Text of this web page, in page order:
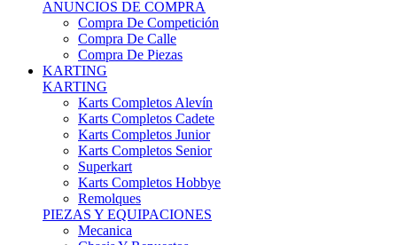
Compra De Calle
Compra De Piezas
KARTING
KARTING
Karts Completos Alevín
Karts Completos Cadete
Karts Completos Junior
Karts Completos Senior
Superkart
Karts Completos Hobbye
Remolques
PIEZAS Y EQUIPACIONES
Mecanica
Chasis Y Repuestos
Frenos